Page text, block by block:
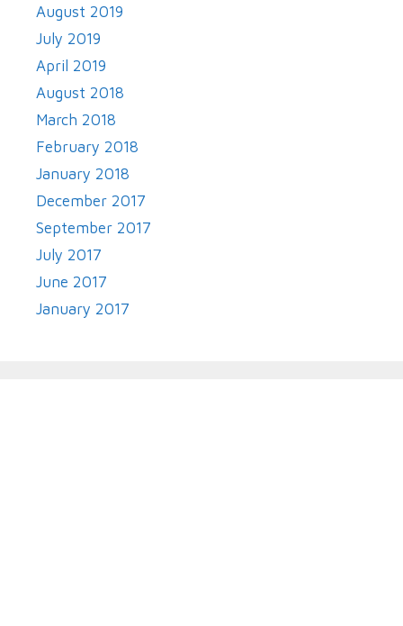
August 2019
July 2019
April 2019
August 2018
March 2018
February 2018
January 2018
December 2017
September 2017
July 2017
June 2017
January 2017